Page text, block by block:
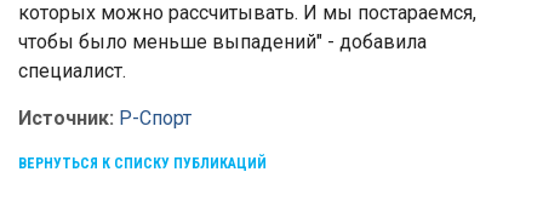
которых можно рассчитывать. И мы постараемся,
чтобы было меньше выпадений" - добавила
специалист.
Источник: Р-Спорт
ВЕРНУТЬСЯ К СПИСКУ ПУБЛИКАЦИЙ